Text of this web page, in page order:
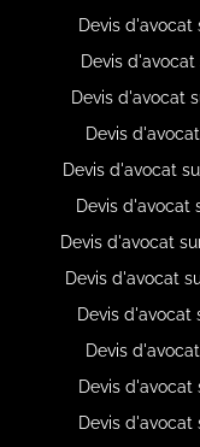
Devis d'avocat
Devis
Devis d'avocat
Devis
Devis d'avocat
Devis d'avocat
Devis d'avocat
Devis d'avocat
Devis d'avocat
Devis
Devis d'avocat
Devis d'avocat